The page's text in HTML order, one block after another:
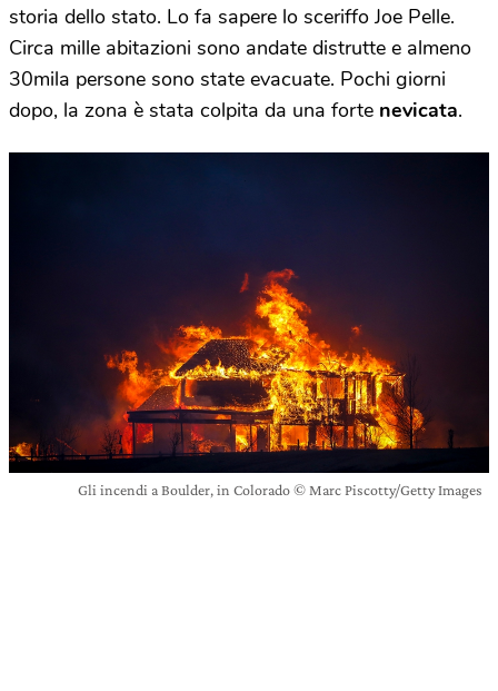
storia dello stato. Lo fa sapere lo sceriffo Joe Pelle.
Circa mille abitazioni sono andate distrutte e almeno
30mila persone sono state evacuate. Pochi giorni
dopo, la zona è stata colpita da una forte nevicata.
Gli incendi a Boulder, in Colorado © Marc Piscotty/Getty Images